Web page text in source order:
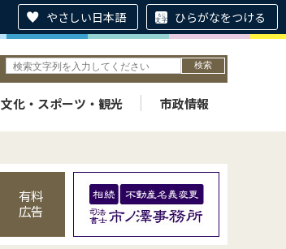
やさしい日本語 ひらがなをつける
文化・スポーツ・観光 市政情報
有料
広告